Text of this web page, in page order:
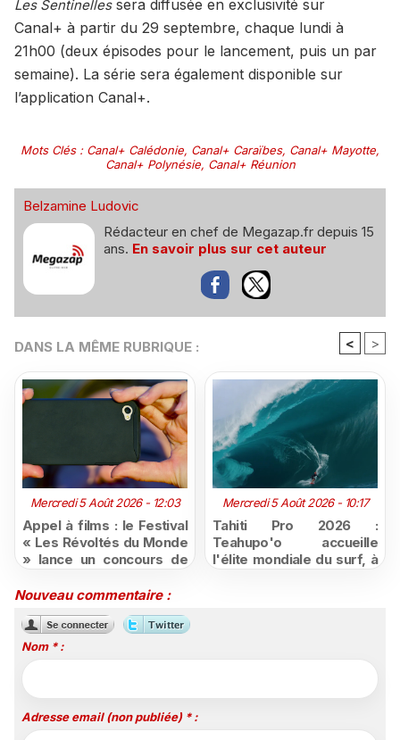
Les Sentinellessera diffusée en exclusivité sur
Canal+ à partir du 29 septembre, chaque lundi à
21h00 (deux épisodes pour le lancement, puis un par
semaine). La série sera également disponible sur
l’application Canal+.
Mots Clés: Canal+ Calédonie, Canal+ Caraïbes, Canal+ Mayotte,
Canal+ Polynésie, Canal+ Réunion
Belzamine Ludovic
Rédacteur en chef de Megazap.fr depuis 15
ans. En savoir plus sur cet auteur
DANS LA MÊME RUBRIQUE : < >
Mercredi 5 Août 2026 - 12:03
Appel à films : le Festival
« Les Révoltés du Monde
» lance un concours de
jeunes ultramarins
Mercredi 5 Août 2026 - 10:17
Tahiti Pro 2026 :
Teahupo'o accueille
l'élite mondiale du surf, à
Nouveau commentaire :
Nom * :
Adresse email (non publiée) * :